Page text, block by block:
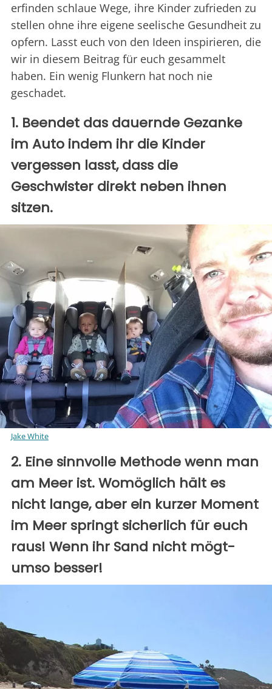
erfinden schlaue Wege, ihre Kinder zufrieden zu
stellen ohne ihre eigene seelische Gesundheit zu
opfern. Lasst euch von den Ideen inspirieren, die
wir in diesem Beitrag für euch gesammelt
haben. Ein wenig Flunkern hat noch nie
geschadet.
1. Beendet das dauernde Gezanke
im Auto indem ihr die Kinder
vergessen lasst, dass die
Geschwister direkt neben ihnen
sitzen.
Jake White
2. Eine sinnvolle Methode wenn man
am Meer ist. Womöglich hält es
nicht lange, aber ein kurzer Moment
im Meer springt sicherlich für euch
raus! Wenn ihr Sand nicht mögt-
umso besser!